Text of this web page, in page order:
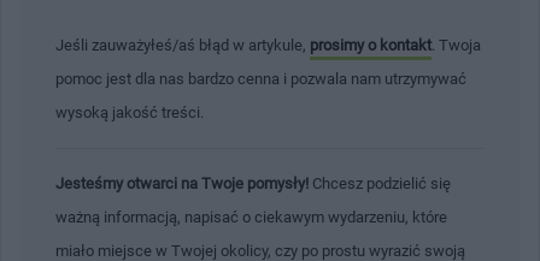
Jeśli zauważyłeś/aś błąd w artykule, prosimy o kontakt . Twoja
pomoc jest dla nas bardzo cenna i pozwala nam utrzymywać
wysoką jakość treści.
Jesteśmy otwarci na Twoje pomysły! Chcesz podzielić się
ważną informacją, napisać o ciekawym wydarzeniu, które
miało miejsce w Twojej okolicy, czy po prostu wyrazić swoją